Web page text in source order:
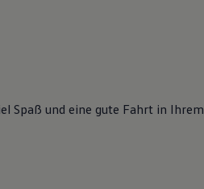
Spaß und eine gute Fahrt in Ihrem